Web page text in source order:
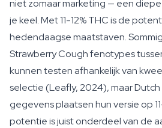
niet zomaar marketing — een
je keel. Met 11-12% THC is de
hedendaagse maatstaven.
Strawberry Cough fenotypes
kunnen testen afhankelijk van
selectie (Leafly, 2024), maar Dutch
gegevens plaatsen hun versie op
potentie is juist onderdeel van de